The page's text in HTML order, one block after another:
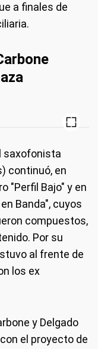
a finales de
saxofonista
continuó, en
"Perfil Bajo" y en
Banda", cuyos
compuestos,
Por su
al frente de
los ex
y Delgado
el proyecto de